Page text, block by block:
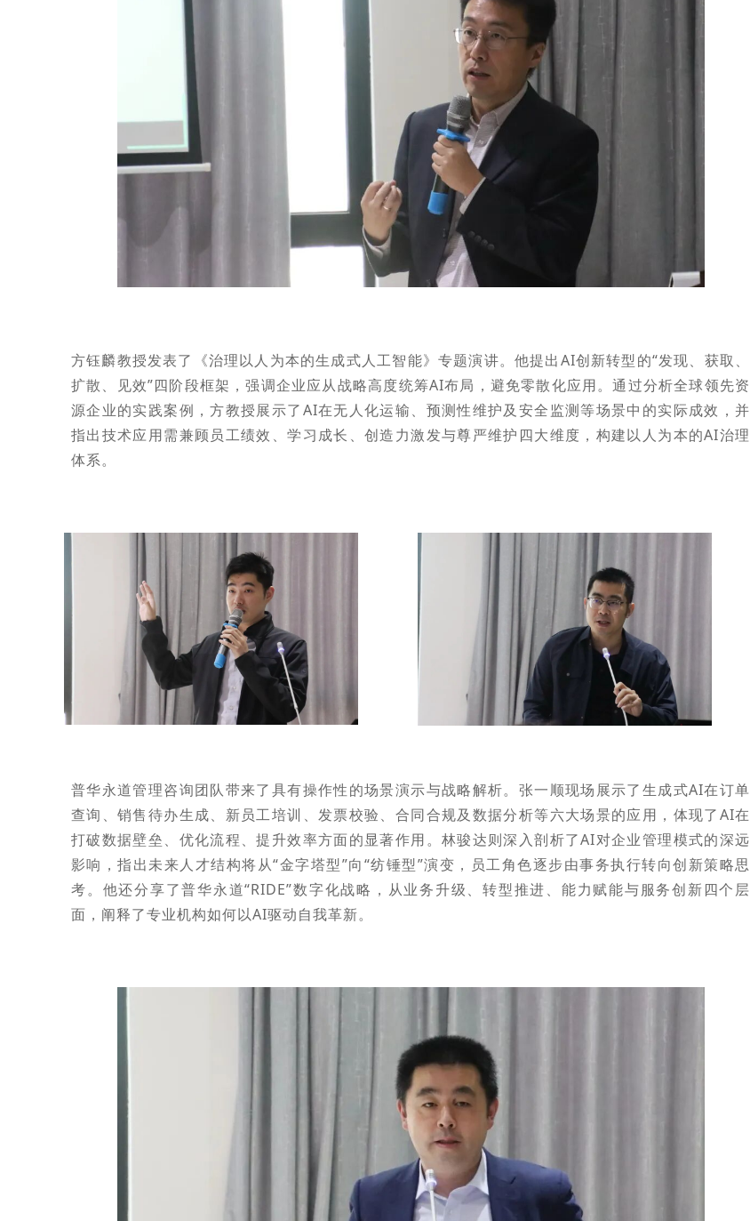
方钰麟教授发表了《治理以人为本的生成式人工智能》专题演讲。他提出AI创新转型的“发现、获取、
扩散、见效”四阶段框架，强调企业应从战略高度统筹AI布局，避免零散化应用。通过分析全球领先资
源企业的实践案例，方教授展示了AI在无人化运输、预测性维护及安全监测等场景中的实际成效，并
指出技术应用需兼顾员工绩效、学习成长、创造力激发与尊严维护四大维度，构建以人为本的AI治理
体系。
普华永道管理咨询团队带来了具有操作性的场景演示与战略解析。张一顺现场展示了生成式AI在订单
查询、销售待办生成、新员工培训、发票校验、合同合规及数据分析等六大场景的应用，体现了AI在
打破数据壁垒、优化流程、提升效率方面的显著作用。林骏达则深入剖析了AI对企业管理模式的深远
影响，指出未来人才结构将从“金字塔型”向“纺锤型”演变，员工角色逐步由事务执行转向创新策略思
考。他还分享了普华永道“RIDE”数字化战略，从业务升级、转型推进、能力赋能与服务创新四个层
面，阐释了专业机构如何以AI驱动自我革新。